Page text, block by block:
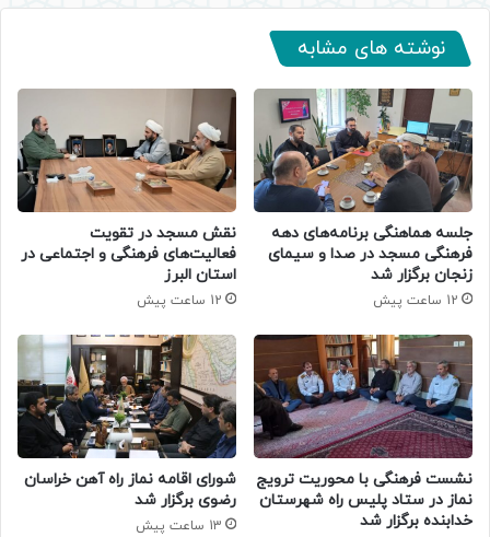
نوشته های مشابه
جلسه هماهنگی برنامه‌های دهه
فرهنگی مسجد در صدا و سیمای
زنجان برگزار شد
12 ساعت پیش
نقش مسجد در تقویت
فعالیت‌های فرهنگی و اجتماعی در
استان البرز
12 ساعت پیش
نشست فرهنگی با محوریت ترویج
نماز در ستاد پلیس راه شهرستان
خدابنده برگزار شد
شورای اقامه نماز راه آهن خراسان
رضوی برگزار شد
13 ساعت پیش